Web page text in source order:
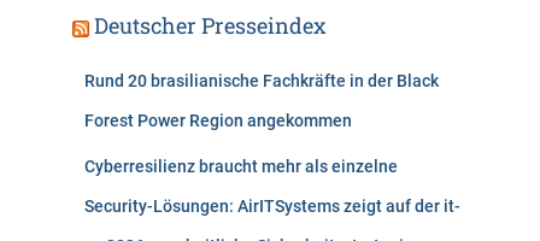
Deutscher Presseindex
Rund 20 brasilianische Fachkräfte in der Black
Forest Power Region angekommen
Cyberresilienz braucht mehr als einzelne
Security-Lösungen: AirITSystems zeigt auf der it-